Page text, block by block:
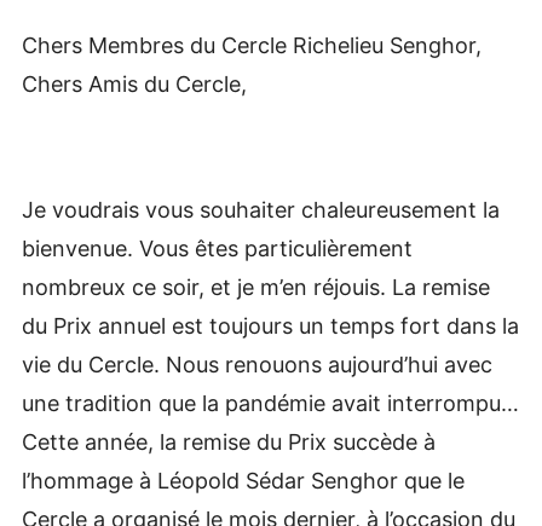
Chers Membres du Cercle Richelieu Senghor,
Chers Amis du Cercle,
Je voudrais vous souhaiter chaleureusement la
bienvenue. Vous êtes particulièrement
nombreux ce soir, et je m’en réjouis. La remise
du Prix annuel est toujours un temps fort dans la
vie du Cercle. Nous renouons aujourd’hui avec
une tradition que la pandémie avait interrompu…
Cette année, la remise du Prix succède à
l’hommage à Léopold Sédar Senghor que le
Cercle a organisé le mois dernier, à l’occasion du